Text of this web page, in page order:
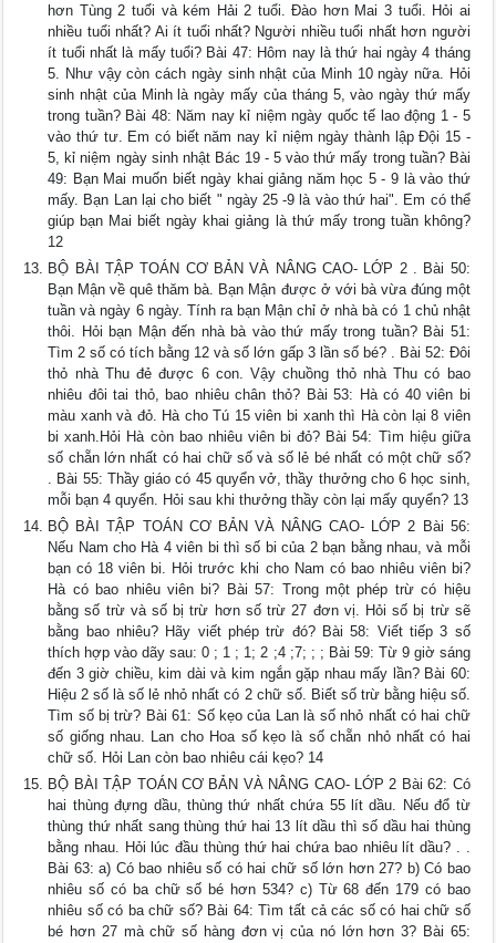
hơn Tùng 2 tuổi và kém Hải 2 tuổi. Đào hơn Mai 3 tuổi. Hỏi ai
nhiều tuổi nhất? Ai ít tuổi nhất? Người nhiều tuổi nhất hơn người
ít tuổi nhất là mấy tuổi? Bài 47: Hôm nay là thứ hai ngày 4 tháng
5. Như vậy còn cách ngày sinh nhật của Minh 10 ngày nữa. Hỏi
sinh nhật của Minh là ngày mấy của tháng 5, vào ngày thứ mấy
trong tuần? Bài 48: Năm nay kỉ niệm ngày quốc tế lao động 1 - 5
vào thứ tư. Em có biết năm nay kỉ niệm ngày thành lập Đội 15 -
5, kỉ niệm ngày sinh nhật Bác 19 - 5 vào thứ mấy trong tuần? Bài
49: Bạn Mai muốn biết ngày khai giảng năm học 5 - 9 là vào thứ
mấy. Bạn Lan lại cho biết " ngày 25 -9 là vào thứ hai". Em có thể
giúp bạn Mai biết ngày khai giảng là thứ mấy trong tuần không?
12
BỘ BÀI TẬP TOÁN CƠ BẢN VÀ NÂNG CAO- LỚP 2 . Bài 50:
Bạn Mận về quê thăm bà. Bạn Mận được ở với bà vừa đúng một
tuần và ngày 6 ngày. Tính ra bạn Mận chỉ ở nhà bà có 1 chủ nhật
thôi. Hỏi bạn Mận đến nhà bà vào thứ mấy trong tuần? Bài 51:
Tìm 2 số có tích bằng 12 và số lớn gấp 3 lần số bé? . Bài 52: Đôi
thỏ nhà Thu đẻ được 6 con. Vậy chuồng thỏ nhà Thu có bao
nhiêu đôi tai thỏ, bao nhiêu chân thỏ? Bài 53: Hà có 40 viên bi
màu xanh và đỏ. Hà cho Tú 15 viên bi xanh thì Hà còn lại 8 viên
bi xanh.Hỏi Hà còn bao nhiêu viên bi đỏ? Bài 54: Tìm hiệu giữa
số chẵn lớn nhất có hai chữ số và số lẻ bé nhất có một chữ số?
. Bài 55: Thầy giáo có 45 quyển vở, thầy thưởng cho 6 học sinh,
mỗi bạn 4 quyển. Hỏi sau khi thưởng thầy còn lại mấy quyển? 13
BỘ BÀI TẬP TOÁN CƠ BẢN VÀ NÂNG CAO- LỚP 2 Bài 56:
Nếu Nam cho Hà 4 viên bi thì số bi của 2 bạn bằng nhau, và mỗi
bạn có 18 viên bi. Hỏi trước khi cho Nam có bao nhiêu viên bi?
Hà có bao nhiêu viên bi? Bài 57: Trong một phép trừ có hiệu
bằng số trừ và số bị trừ hơn số trừ 27 đơn vị. Hỏi số bị trừ sẽ
bằng bao nhiêu? Hãy viết phép trừ đó? Bài 58: Viết tiếp 3 số
thích hợp vào dãy sau: 0 ; 1 ; 1; 2 ;4 ;7; ; ; Bài 59: Từ 9 giờ sáng
đến 3 giờ chiều, kim dài và kim ngắn gặp nhau mấy lần? Bài 60:
Hiệu 2 số là số lẻ nhỏ nhất có 2 chữ số. Biết số trừ bằng hiệu số.
Tìm số bị trừ? Bài 61: Số kẹo của Lan là số nhỏ nhất có hai chữ
số giống nhau. Lan cho Hoa số kẹo là số chẵn nhỏ nhất có hai
chữ số. Hỏi Lan còn bao nhiêu cái kẹo? 14
BỘ BÀI TẬP TOÁN CƠ BẢN VÀ NÂNG CAO- LỚP 2 Bài 62: Có
hai thùng đựng dầu, thùng thứ nhất chứa 55 lít dầu. Nếu đổ từ
thùng thứ nhất sang thùng thứ hai 13 lít dầu thì số dầu hai thùng
bằng nhau. Hỏi lúc đầu thùng thứ hai chứa bao nhiêu lít dầu? . .
Bài 63: a) Có bao nhiêu số có hai chữ số lớn hơn 27? b) Có bao
nhiêu số có ba chữ số bé hơn 534? c) Từ 68 đến 179 có bao
nhiêu số có ba chữ số? Bài 64: Tìm tất cả các số có hai chữ số
bé hơn 27 mà chữ số hàng đơn vị của nó lớn hơn 3? Bài 65: